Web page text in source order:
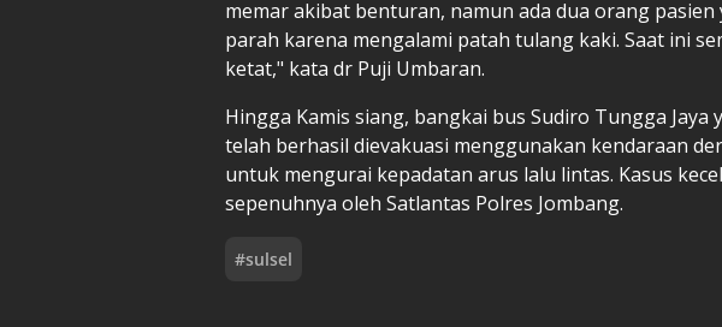
memar akibat benturan, namun ada dua orang
parah karena mengalami patah tulang kaki. Saat ini
ketat," kata dr Puji Umbaran.
Hingga Kamis siang, bangkai bus Sudiro Tungga
telah berhasil dievakuasi menggunakan kendaraan
untuk mengurai kepadatan arus lalu lintas. Kasus
sepenuhnya oleh Satlantas Polres Jombang.
#sulsel